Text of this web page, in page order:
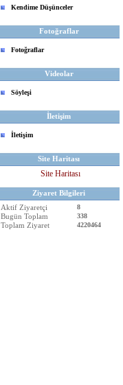
Kendime Düşünceler
Fotoğraflar
Fotoğraflar
Videolar
Söyleşi
İletişim
İletişim
Site Haritası
Site Haritası
Ziyaret Bilgileri
Aktif Ziyaretçi
8
Bugün Toplam 338
Toplam Ziyaret 4220464